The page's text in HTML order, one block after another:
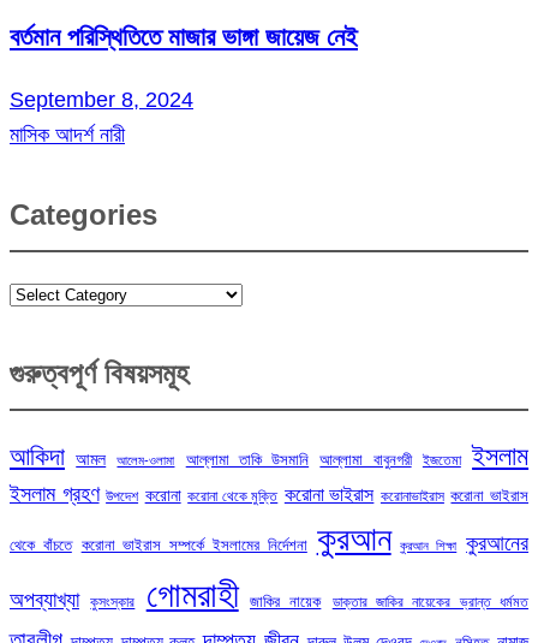
বর্তমান পরিস্থিতিতে মাজার ভাঙ্গা জায়েজ নেই
September 8, 2024
মাসিক আদর্শ নারী
Categories
Categories
গুরুত্বপূর্ণ বিষয়সমূহ
আকিদা আমল আলেম-ওলামা আল্লামা তাকি উসমানি আল্লামা বাবুনগরী ইজতেমা ইসলাম
ইসলাম গ্রহণ উপদেশ করোনা করোনা থেকে মুক্তি করোনা ভাইরাস করোনাভাইরাস করোনা ভাইরাস
থেকে বাঁচতে করোনা ভাইরাস সম্পর্কে ইসলামের নির্দেশনা কুরআন কুরআন শিক্ষা কুরআনের
অপব্যাখ্যা কুসংস্কার গোমরাহী জাকির নায়েক ডাক্তার জাকির নায়েকের ভ্রান্ত ধর্মমত